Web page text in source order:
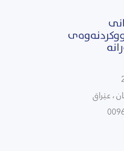
، عێراق